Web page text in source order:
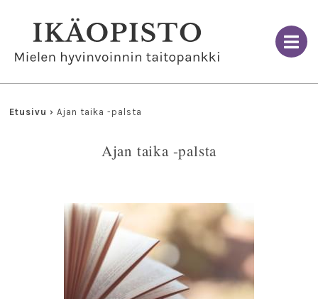
Etusivu ›Ajan taika -palsta
Ajan taika -palsta